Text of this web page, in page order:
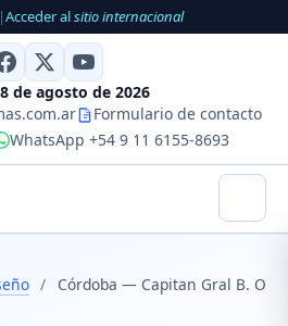
|Acceder alsitio internacional
de agosto de 2026
Formulario de contacto
WhatsApp +54 9 11 6155-8693
/
Córdoba — Capitan Gral B. O